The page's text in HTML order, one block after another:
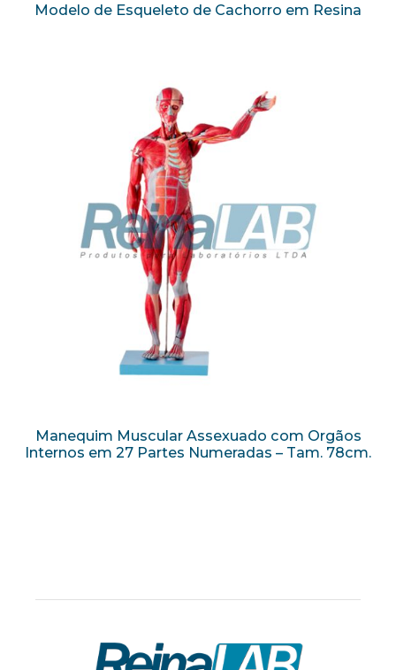
Modelo de Esqueleto de Cachorro em Resina
Manequim Muscular Assexuado com Orgãos
Internos em 27 Partes Numeradas – Tam. 78cm.